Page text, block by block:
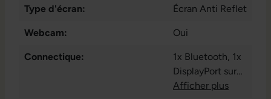
Type d'écran: Écran Anti Reflet
Webcam: Oui
Connectique: 1x Bluetooth, 1x
DisplayPort sur
USB Type-C, 1x
Afficher plus